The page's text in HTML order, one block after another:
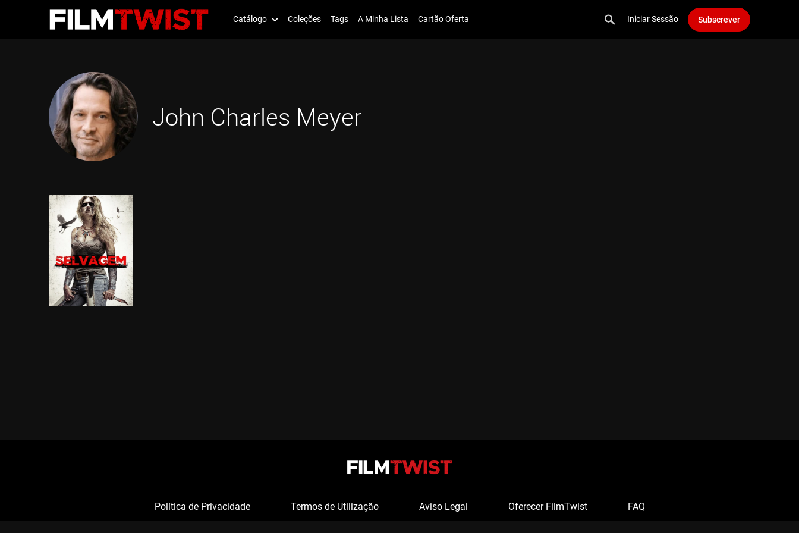
Catálogo Coleções Tags A Minha Lista Cartão Oferta Iniciar Sessão Subscrever
John Charles Meyer
Política de Privacidade Termos de Utilização Aviso Legal Oferecer FilmTwist FAQ